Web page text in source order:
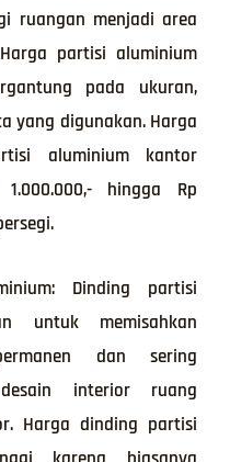
ruangan menjadi area
partisi aluminium
pada ukuran,
yang digunakan. Harga
aluminium kantor
hingga Rp
Dinding partisi
untuk memisahkan
dan sering
interior ruang
Harga dinding partisi